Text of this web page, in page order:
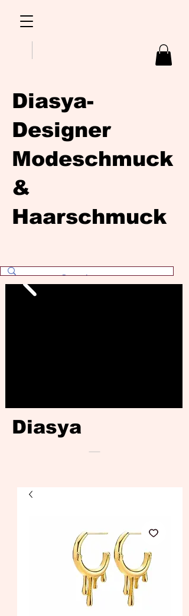
Diasya-
Designer
Modeschmuck
&
Haarschmuck
Diasya